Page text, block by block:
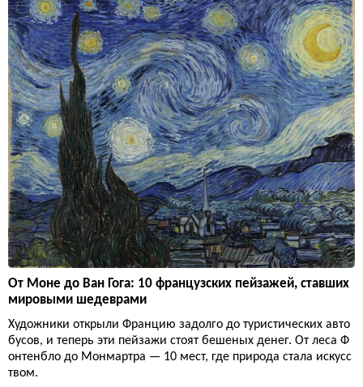
От Моне до Ван Гога: 10 французских пейзажей, ставших
мировыми шедеврами
Художники открыли Францию задолго до туристических авто
бусов, и теперь эти пейзажи стоят бешеных денег. От леса Ф
онтенбло до Монмартра — 10 мест, где природа стала искусс
твом.